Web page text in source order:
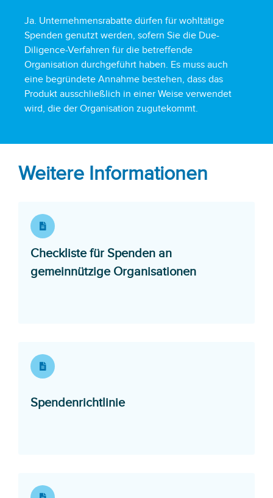
Ja. Unternehmensrabatte dürfen für wohltätige
Spenden genutzt werden, sofern Sie die Due-
Diligence-Verfahren für die betreffende
Organisation durchgeführt haben. Es muss auch
eine begründete Annahme bestehen, dass das
Produkt ausschließlich in einer Weise verwendet
wird, die der Organisation zugutekommt.
Weitere Informationen
Checkliste für Spenden an
gemeinnützige OrganisationenOpens in a
SpendenrichtlinieOpens in a new window